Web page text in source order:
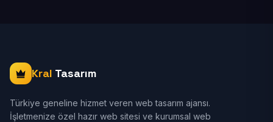
Kral Tasarım
Türkiye geneline hizmet veren web tasarım ajansı.
İşletmenize özel hazır web sitesi ve kurumsal web